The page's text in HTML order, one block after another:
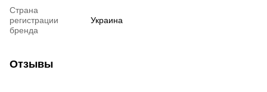
Страна
регистрации
бренда
Украина
Отзывы